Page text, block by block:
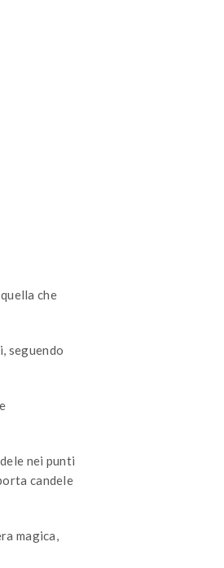
che
seguendo
nei punti
candele
magica,